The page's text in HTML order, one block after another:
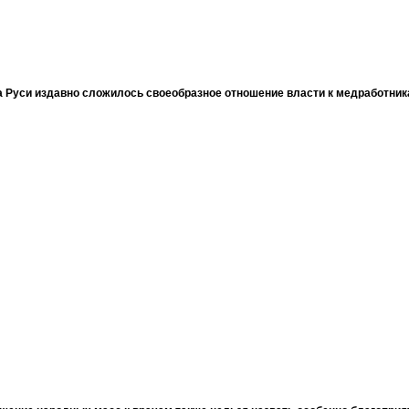
Руси издавно сложилось своеобразное отношение власти к